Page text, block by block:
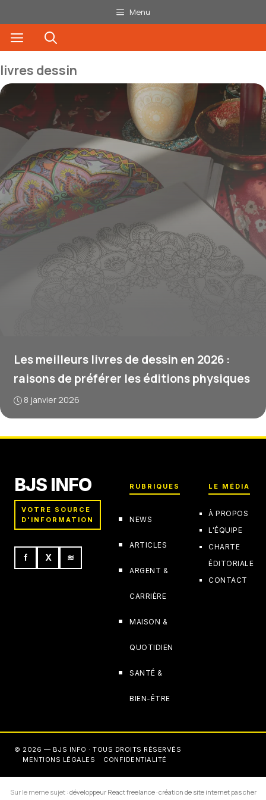
au
contenu
Menu
Menu
livres dessin
Les meilleurs livres de dessin en 2026 :
raisons de préférer les éditions physiques
8 janvier 2026
BJS INFO
VOTRE SOURCE
D'INFORMATION
f X ≋
RUBRIQUES
NEWS
ARTICLES
ARGENT &
CARRIÈRE
MAISON &
QUOTIDIEN
SANTÉ &
BIEN-ÊTRE
LE MÉDIA
À PROPOS
L'ÉQUIPE
CHARTE
ÉDITORIALE
CONTACT
© 2026 — BJS INFO · TOUS DROITS RÉSERVÉS
MENTIONS LÉGALES
CONFIDENTIALITÉ
Sur le meme sujet : développeur React freelance·création de site internet pas cher